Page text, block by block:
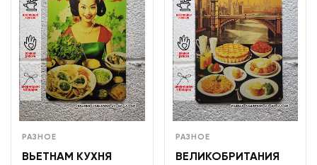
РАЗНОЕ
ВЬЕТНАМ КУХНЯ
РАЗНОЕ
ВЕЛИКОБРИТАНИЯ